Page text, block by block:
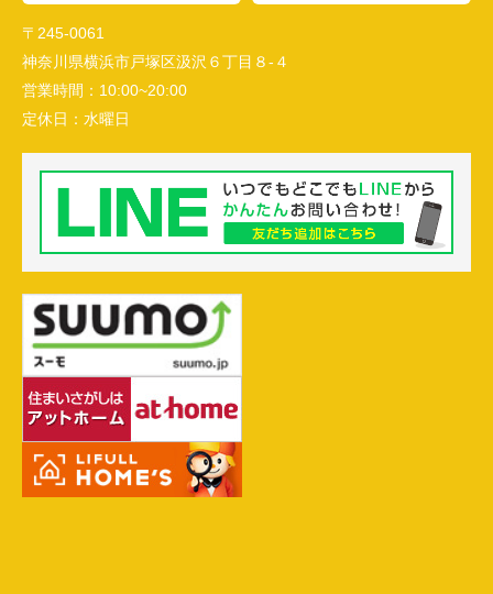
〒245-0061
神奈川県横浜市戸塚区汲沢６丁目８-４
営業時間： 10:00~20:00
定休日： 水曜日